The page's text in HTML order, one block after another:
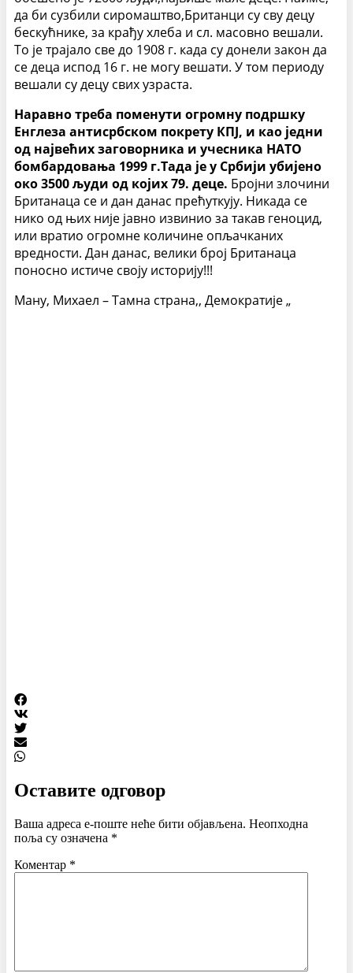
да би сузбили сиромаштво,Британци су сву децу
бескућнике, за крађу хлеба и сл. масовно вешали.
То је трајало све до 1908 г. када су донели закон да
се деца испод 16 г. не могу вешати. У том периоду
вешали су децу свих узраста.
Наравно треба поменути огромну подршку
Енглеза антисрбском покрету КПЈ, и као једни
од највећих заговорника и учесника НАТО
бомбардовања 1999 г.Тада је у Србији убијено
око 3500 људи од којих 79. деце. Бројни злочини
Британаца се и дан данас прећуткују. Никада се
нико од њих није јавно извинио за такав геноцид,
или вратио огромне количине опљачканих
вредности. Дан данас, велики број Британаца
поносно истиче своју историју!!!
Ману, Михаел – Тамна страна,, Демократије „
Оставите одговор
Ваша адреса е-поште неће бити објављена. Неопходна
поља су означена *
Коментар *